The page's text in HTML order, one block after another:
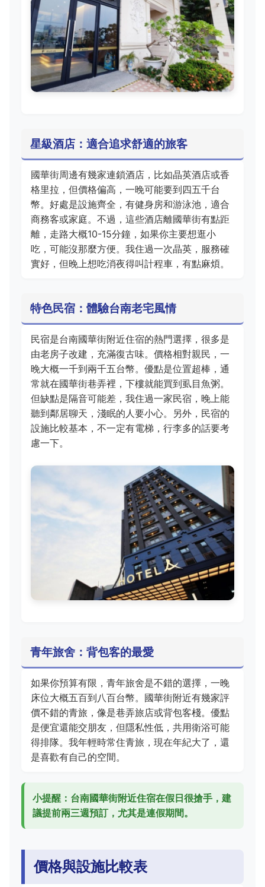
星級酒店：適合追求舒適的旅客
國華街周邊有幾家連鎖酒店，比如晶英酒店或香
格里拉，但價格偏高，一晚可能要到四五千台
幣。好處是設施齊全，有健身房和游泳池，適合
商務客或家庭。不過，這些酒店離國華街有點距
離，走路大概10-15分鐘，如果你主要想逛小
吃，可能沒那麼方便。我住過一次晶英，服務確
實好，但晚上想吃消夜得叫計程車，有點麻煩。
特色民宿：體驗台南老宅風情
民宿是台南國華街附近住宿的熱門選擇，很多是
由老房子改建，充滿復古味。價格相對親民，一
晚大概一千到兩千五台幣。優點是位置超棒，通
常就在國華街巷弄裡，下樓就能買到虱目魚粥。
但缺點是隔音可能差，我住過一家民宿，晚上能
聽到鄰居聊天，淺眠的人要小心。另外，民宿的
設施比較基本，不一定有電梯，行李多的話要考
慮一下。
青年旅舍：背包客的最愛
如果你預算有限，青年旅舍是不錯的選擇，一晚
床位大概五百到八百台幣。國華街附近有幾家評
價不錯的青旅，像是巷弄旅店或背包客棧。優點
是便宜還能交朋友，但隱私性低，共用衛浴可能
得排隊。我年輕時常住青旅，現在年紀大了，還
是喜歡有自己的空間。
小提醒：台南國華街附近住宿在假日很搶手，建
議提前兩三週預訂，尤其是連假期間。
價格與設施比較表